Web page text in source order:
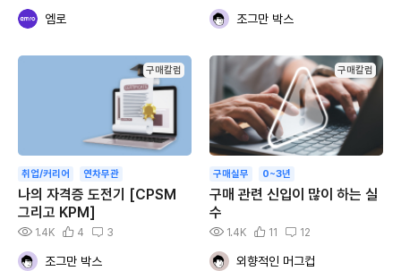
엠로 조그만 박스
구매칼럼
취업/커리어 연차무관
나의 자격증 도전기 [CPSM
그리고 KPM]
1.4K 4 3
조그만 박스
구매칼럼
구매실무 0~3년
구매 관련 신입이 많이 하는 실
수
1.4K 11 12
외향적인 머그컵